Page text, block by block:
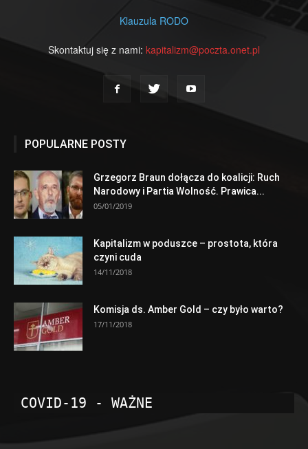
Klauzula RODO
Skontaktuj się z nami: kapitalizm@poczta.onet.pl
POPULARNE POSTY
Grzegorz Braun dołącza do koalicji: Ruch
Narodowy i Partia Wolność. Prawica...
05/01/2019
Kapitalizm w poduszce – prostota, która
czyni cuda
14/11/2018
Komisja ds. Amber Gold – czy było warto?
17/11/2018
COVID-19 - WAŻNE